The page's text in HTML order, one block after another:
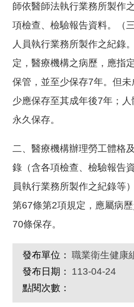
師依醫師法執行業務所製作
項檢查、檢驗報告資料。（
人員執行業務所製作之紀錄
定，醫療機構之病歷，應指
保管，並至少保存7年。但
少應保存至其成年後7年；
永久保存。
二、醫療機構辦理勞工體格
錄（含各項檢查、檢驗報告
員執行業務所製作之紀錄等
第67條第2項規定，應屬病
70條保存。
發布單位： 職業衛生健康
發布日期：
113-04-24
點閱次數：